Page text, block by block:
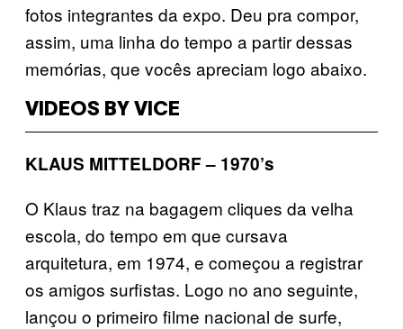
fotos integrantes da expo. Deu pra compor,
assim, uma linha do tempo a partir dessas
memórias, que vocês apreciam logo abaixo.
VIDEOS BY VICE
KLAUS MITTELDORF – 1970’s
O Klaus traz na bagagem cliques da velha
escola, do tempo em que cursava
arquitetura, em 1974, e começou a registrar
os amigos surfistas. Logo no ano seguinte,
lançou o primeiro filme nacional de surfe,